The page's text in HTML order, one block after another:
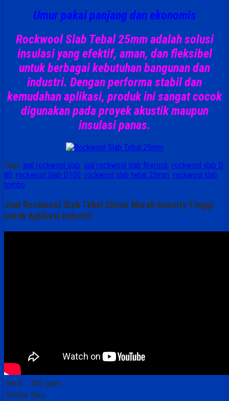
Umur pakai panjangdan ekonomis
Rockwool Slab Tebal 25mm adalah solusi
insulasi yang efektif, aman, dan fleksibel
untuk berbagai kebutuhan bangunan dan
industri. Dengan performa stabil dan
kemudahan aplikasi, produk ini sangat cocok
digunakan pada proyek akustik maupun
insulasi panas.
Tags: jual rockwool slab, jual rockwool slab firerock, rockwool slab D
80, rockwool Slab D100, rockwool slab tebal 25mm, rockwool slab
tombo
Jual Rockwool Slab Tebal 25mm Murah Density Tinggi
untuk Aplikasi Industri
Berat
300 gram
Kondisi Baru